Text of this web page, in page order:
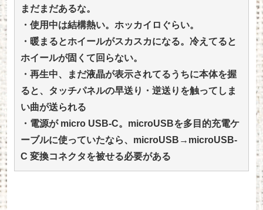
まだまだあるな。
・使用中は結構熱い。ホッカイロぐらい。
・暖まるとホイールがスカスカになる。冷えてると
ホイールが固くて回らない。
・再生中、まだ液晶が表示されてるうちに本体を握
ると、タッチパネルの早送り・逆送りを触ってしま
い曲が送られる
・電源が micro USB-C。microUSBを多目的充電ケ
ーブルに使っていたなら、microUSB→microUSB-
C 変換コネクタを被せる必要がある